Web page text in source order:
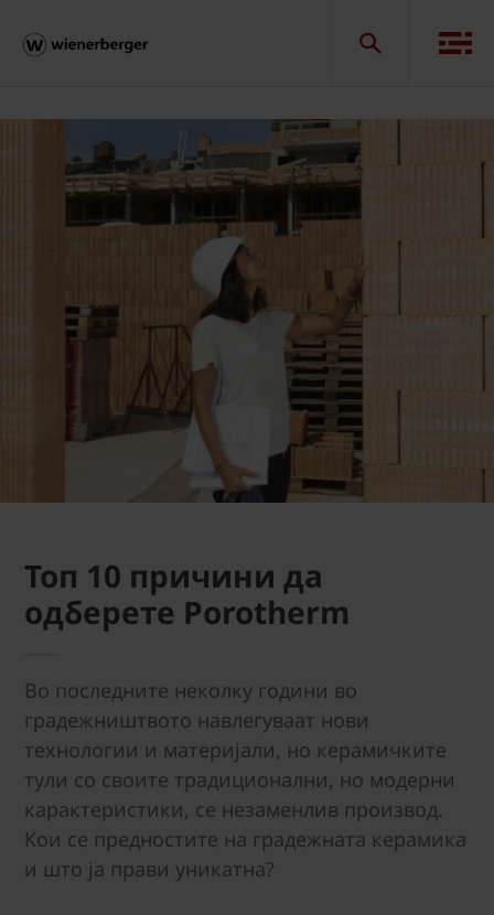
Топ 10 причини да
одберете Porotherm
Во последните неколку години во
градежништвото навлегуваат нови
технологии и материјали, но керамичките
тули со своите традиционални, но модерни
карактеристики, се незаменлив производ.
Кои се предностите на градежната керамика
и што ја прави уникатна?